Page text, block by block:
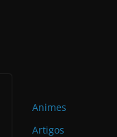
Animes
Artigos